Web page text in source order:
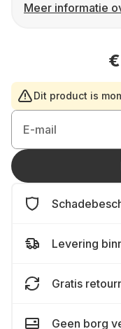
Meer informatie
Dit product is
E-mail
Levering
Gratis
Geen borg